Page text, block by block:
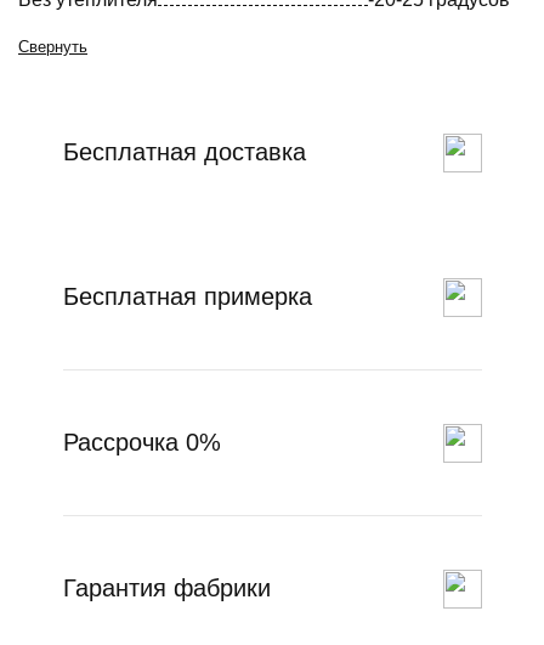
Свернуть
Бесплатная доставка
Бесплатная примерка
Рассрочка 0%
Гарантия фабрики